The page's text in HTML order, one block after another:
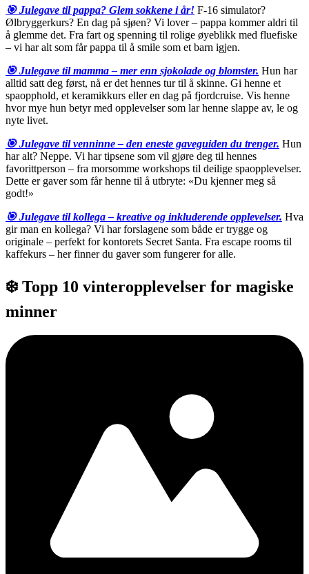
🎯Julegave til pappa? Glem sokkene i år! F-16 simulator?
Ølbryggerkurs? En dag på sjøen? Vi lover – pappa kommer aldri til
å glemme det. Fra fart og spenning til rolige øyeblikk med fluefiske
– vi har alt som får pappa til å smile som et barn igjen.
🎯Julegave til mamma – mer enn sjokolade og blomster. Hun har
alltid satt deg først, nå er det hennes tur til å skinne. Gi henne et
spaopphold, et keramikkurs eller en dag på fjordcruise. Vis henne
hvor mye hun betyr med opplevelser som lar henne slappe av, le og
nyte livet.
🎯Julegave til venninne – den eneste gaveguiden du trenger. Hun
har alt? Neppe. Vi har tipsene som vil gjøre deg til hennes
favorittperson – fra morsomme workshops til deilige spaopplevelser.
Dette er gaver som får henne til å utbryte: «Du kjenner meg så
godt!»
🎯Julegave til kollega – kreative og inkluderende opplevelser. Hva
gir man en kollega? Vi har forslagene som både er trygge og
originale – perfekt for kontorets Secret Santa. Fra escape rooms til
kaffekurs – her finner du gaver som fungerer for alle.
❄️ Topp 10 vinteropplevelser for magiske
minner